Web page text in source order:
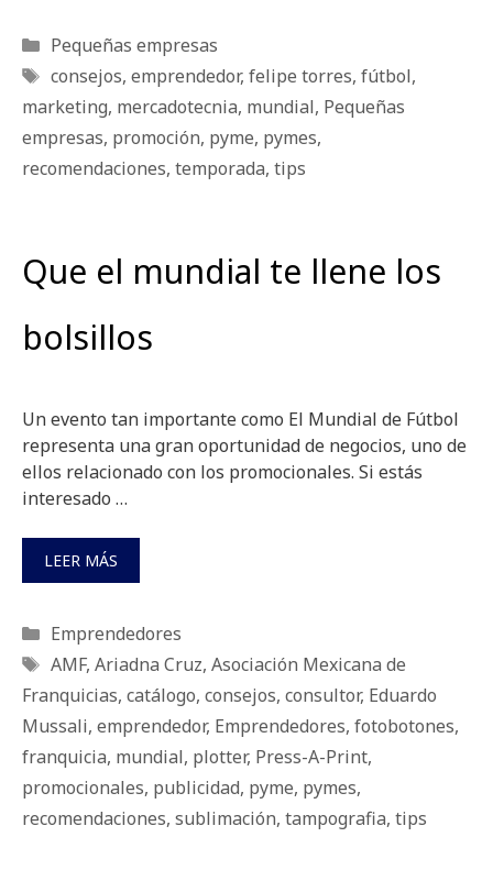
Categorías
Pequeñas empresas
Etiquetas
consejos, emprendedor, felipe torres, fútbol,
marketing, mercadotecnia, mundial, Pequeñas
empresas, promoción, pyme, pymes,
recomendaciones, temporada, tips
Que el mundial te llene los
bolsillos
Un evento tan importante como El Mundial de Fútbol
representa una gran oportunidad de negocios, uno de
ellos relacionado con los promocionales. Si estás
interesado …
LEER MÁS
Categorías
Emprendedores
Etiquetas
AMF, Ariadna Cruz, Asociación Mexicana de
Franquicias, catálogo, consejos, consultor, Eduardo
Mussali, emprendedor, Emprendedores, fotobotones,
franquicia, mundial, plotter, Press-A-Print,
promocionales, publicidad, pyme, pymes,
recomendaciones, sublimación, tampografia, tips